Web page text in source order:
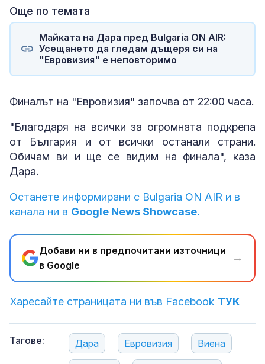
Още по темата
Майката на Дара пред Bulgaria ON AIR:
Усещането да гледам дъщеря си на
"Евровизия" е неповторимо
Финалът на "Евровизия" започва от 22:00 часа.
"Благодаря на всички за огромната подкрепа
от България и от всички останали страни.
Обичам ви и ще се видим на финала", каза
Дара.
Останете информирани с Bulgaria ON AIR и в
канала ни в Google News Showcase.
Добави ни в предпочитани източници
в Google
→
Харесайте страницата ни във Facebook ТУК
Тагове: Дара Евровизия Виена